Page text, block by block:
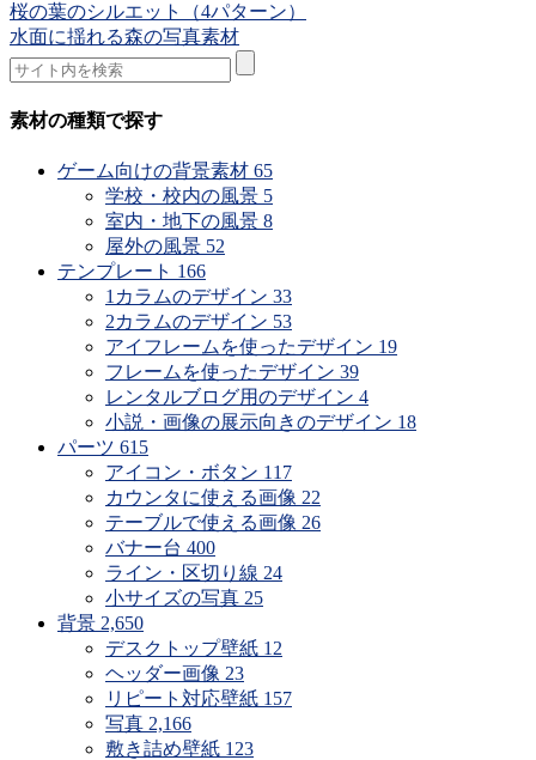
桜の葉のシルエット（4パターン）
水面に揺れる森の写真素材
素材の種類で探す
ゲーム向けの背景素材 65
学校・校内の風景 5
室内・地下の風景 8
屋外の風景 52
テンプレート 166
1カラムのデザイン 33
2カラムのデザイン 53
アイフレームを使ったデザイン 19
フレームを使ったデザイン 39
レンタルブログ用のデザイン 4
小説・画像の展示向きのデザイン 18
パーツ 615
アイコン・ボタン 117
カウンタに使える画像 22
テーブルで使える画像 26
バナー台 400
ライン・区切り線 24
小サイズの写真 25
背景 2,650
デスクトップ壁紙 12
ヘッダー画像 23
リピート対応壁紙 157
写真 2,166
敷き詰め壁紙 123